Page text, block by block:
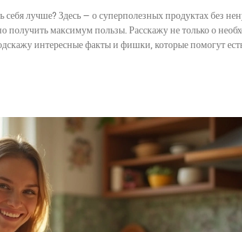
себя лучше? Здесь — о суперполезных продуктах без
максимум пользы. Расскажу не только о
интересные факты и фишки, которые помогут